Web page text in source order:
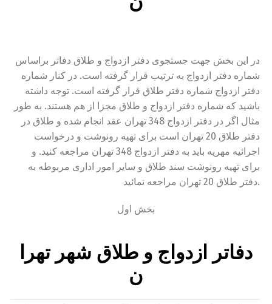
در این بخش جهت جستجوی دفتر ازدواج و طلاق دفاتر براساس
شماره دفتر ازدواج به ترتیب قرار گرفته است. در کنار شماره
دفتر ازدواج شماره دفتر طلاق قرار گرفته است. توجه داشته
باشید که شماره دفتر ازدواج و طلاق مجزا از هم هستند. به طور
مثال اگر در دفتر ازدواج 348 تهران عقد انجام شده و طلاق در
دفتر طلاق 20 تهران است برای تهیه رونوشت و درخواست
اجرائیه مهریه باید به دفتر ازدواج 348 تهران مراجعه کنید. و
برای تهیه رونوشت سند طلاق و سایر امور اداری مربوطه به
دفتر طلاق 20 تهران مراجعه نمائید.
بخش اول
دفاتر ازدواج و طلاق شهر تهرا
ن